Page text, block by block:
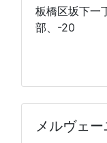
板橋区坂下一
部、-20
メルヴェ